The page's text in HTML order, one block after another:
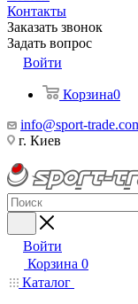
Контакты
Заказать звонок
Задать вопрос
Войти
Корзина0
info@sport-
г. Киев
Войти
Корзина 0
Каталог